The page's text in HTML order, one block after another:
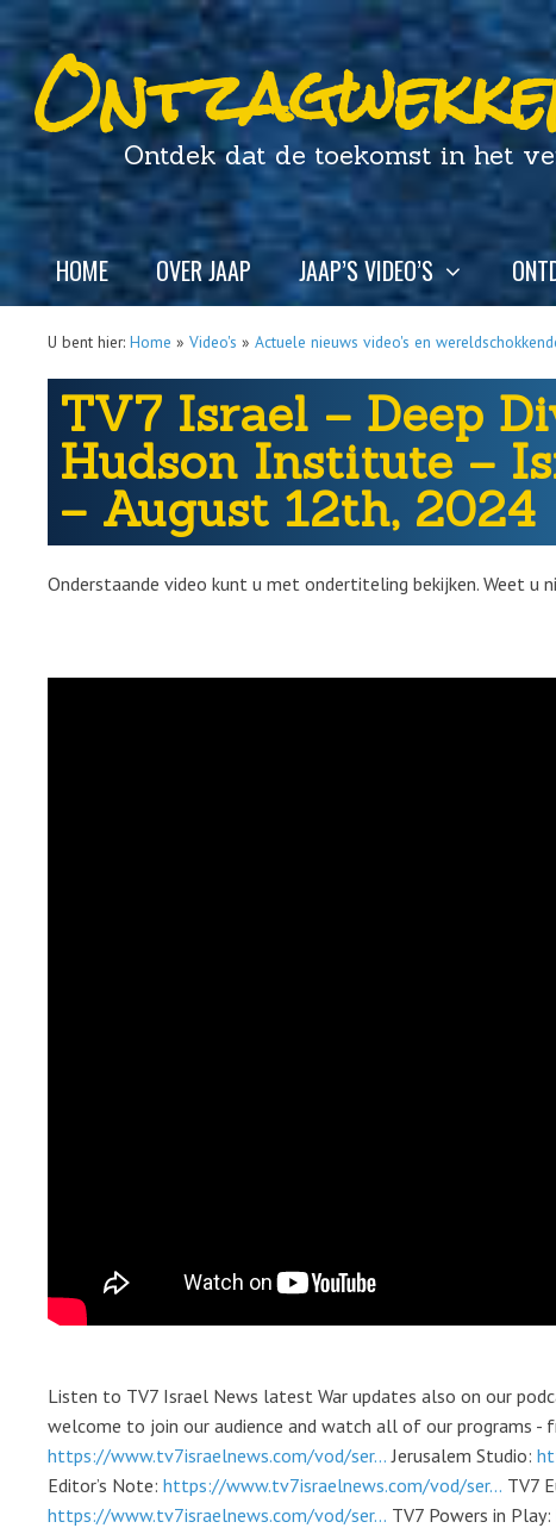
Ontdek dat de toekomst in het
HOME OVER JAAP JAAP’S VIDEO’S
U bent hier: Home » Video's » Actuele nieuws video's en
TV7 Israel – Deep
Hudson Institute –
– August 12th, 2024
Onderstaande video kunt u met ondertiteling bekijken. Weet u
Listen to TV7 Israel News latest War updates also on our
welcome to join our audience and watch all of our programs -
https://www.tv7israelnews.com/vod/ser... Jerusalem Studio:
Editor’s Note: https://www.tv7israelnews.com/vod/ser... TV7
https://www.tv7israelnews.com/vod/ser... TV7 Powers in Play: